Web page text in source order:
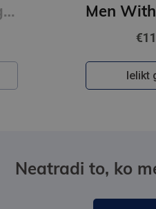
First Person Singular : mind-bending new collection of short stories
Ielikt
Neatradi to, ko